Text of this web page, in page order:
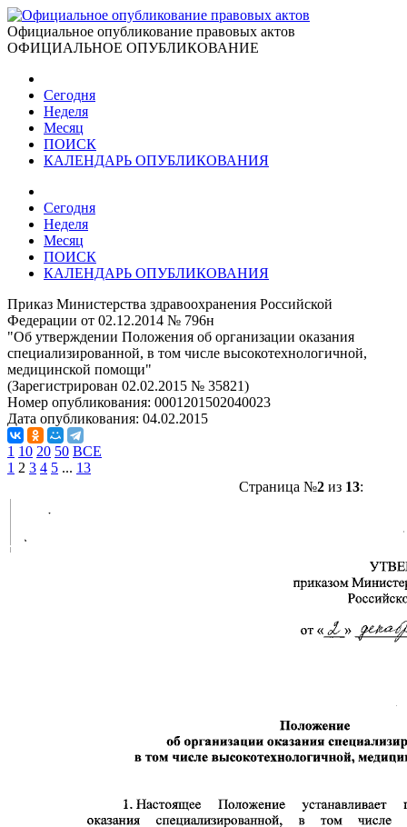
Официальное опубликование правовых актов
ОФИЦИАЛЬНОЕ ОПУБЛИКОВАНИЕ
Сегодня
Неделя
Месяц
ПОИСК
КАЛЕНДАРЬ ОПУБЛИКОВАНИЯ
Сегодня
Неделя
Месяц
ПОИСК
КАЛЕНДАРЬ ОПУБЛИКОВАНИЯ
Приказ Министерства здравоохранения Российской
Федерации от 02.12.2014 № 796н
"Об утверждении Положения об организации оказания
специализированной, в том числе высокотехнологичной,
медицинской помощи"
(Зарегистрирован 02.02.2015 № 35821)
Номер опубликования: 0001201502040023
Дата опубликования: 04.02.2015
1 10 20 50 ВСЕ
1 2 3 4 5 ... 13
Страница №2из 13: